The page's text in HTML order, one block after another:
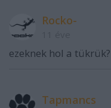
Rocko-
ezeknek hol a tükrük?
Tapmancs